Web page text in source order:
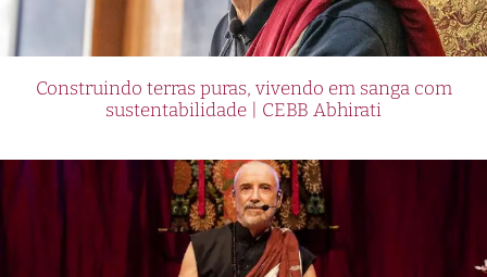
Construindo terras puras, vivendo em sanga com
sustentabilidade | CEBB Abhirati